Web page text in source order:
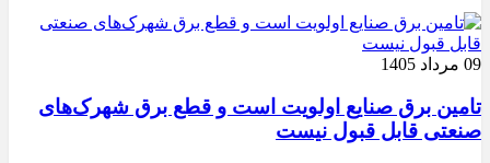
09 مرداد 1405
تامین برق صنایع اولویت است و قطع برق شهرک‌های
صنعتی قابل قبول نیست